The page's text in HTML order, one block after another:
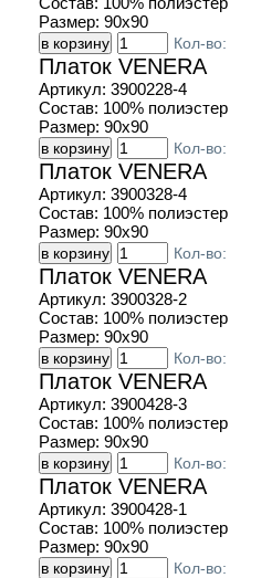
Размер: 90х90
Кол-во:
Платок VENERA
Артикул: 3900228-4
Состав: 100% полиэстер
Размер: 90х90
Кол-во:
Платок VENERA
Артикул: 3900328-4
Состав: 100% полиэстер
Размер: 90х90
Кол-во:
Платок VENERA
Артикул: 3900328-2
Состав: 100% полиэстер
Размер: 90х90
Кол-во:
Платок VENERA
Артикул: 3900428-3
Состав: 100% полиэстер
Размер: 90х90
Кол-во:
Платок VENERA
Артикул: 3900428-1
Состав: 100% полиэстер
Размер: 90х90
Кол-во: